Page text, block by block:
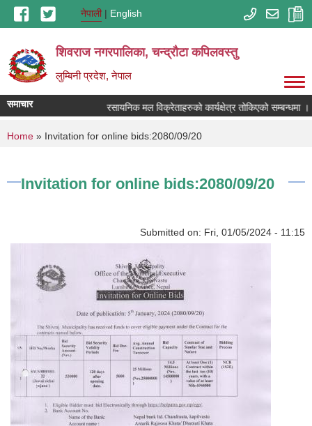
Skip to main contentनेपाली English
शिवराज नगरपालिका, चन्द्राैटा कपिलवस्तु
लुम्बिनी प्रदेश, नेपाल
समाचार रसायनिक मल विक्रेताहरुको कार्यक्षेत्र तोकिएको सम्बन्धमा ।
You are here
Home » Invitation for online bids:2080/09/20
Invitation for online bids:2080/09/20
Submitted on: Fri, 01/05/2024 - 11:15